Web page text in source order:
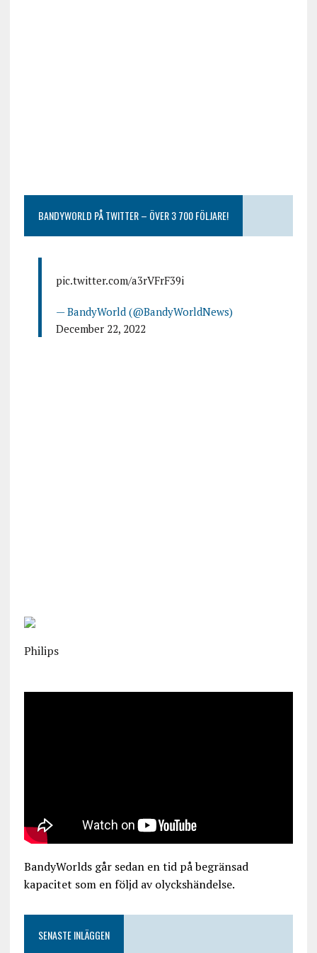
BANDYWORLD PÅ TWITTER – ÖVER 3 700 FÖLJARE!
pic.twitter.com/a3rVFrF39i
— BandyWorld (@BandyWorldNews)
December 22, 2022
Philips
BandyWorlds går sedan en tid på begränsad
kapacitet som en följd av olyckshändelse.
SENASTE INLÄGGEN